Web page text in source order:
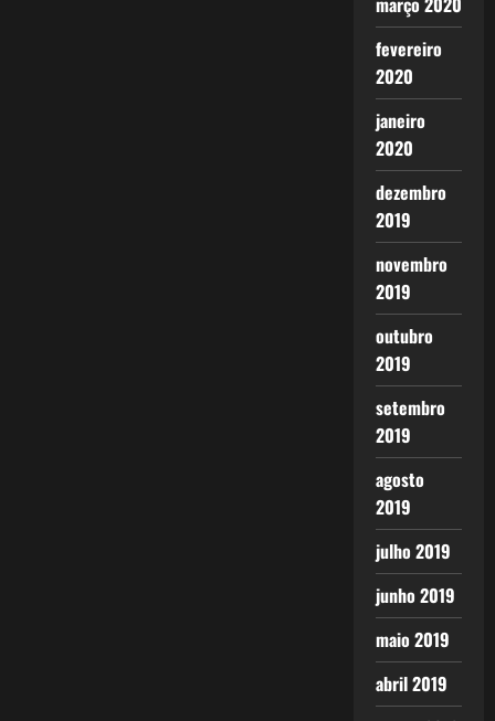
fevereiro
2020
janeiro
2020
dezembro
2019
novembro
2019
outubro
2019
setembro
2019
agosto
2019
julho 2019
junho 2019
maio 2019
abril 2019